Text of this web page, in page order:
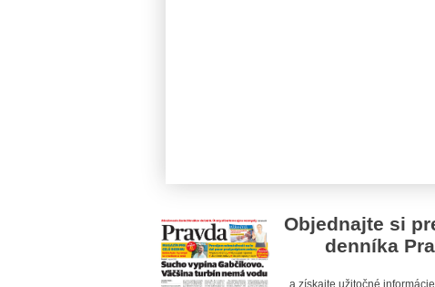
Objednajte si
denníka
a získajte užitočné